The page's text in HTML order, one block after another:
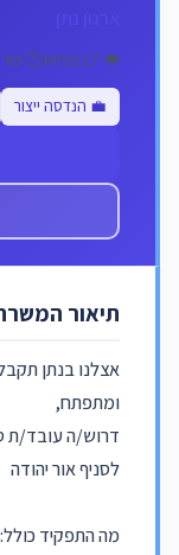
👁️ 17 צפיות 🕐 פורסם 28/
💼 הנדסה ייצור
תיאור
אצלנו בנתן
ומתפתח,
דרוש/ה עובד/ת
לסניף אור יהודה
מה התפקיד כולל: